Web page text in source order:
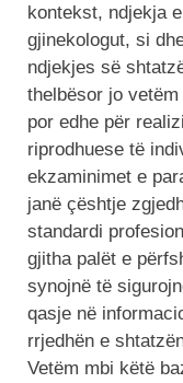
kontekst, ndjekja
gjinekologut, si
ndjekjes së
thelbësor jo
por edhe për
riprodhuese të
ekzaminimet e
janë çështje
standardi
gjitha palët e
synojnë të
qasje në
rrjedhën e
Vetëm mbi këtë